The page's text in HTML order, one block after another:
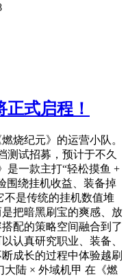
式启程！
烧纪元》的运营小队。
测试招募，预计于不久
是一款主打“轻松摸鱼 +
围绕挂机收益、装备掉
不是传统的挂机数值堆
把暗黑刷宝的爽感、放
配的策略空间融合到了
认真研究职业、装备、
成长的过程中体验越刷
大陆 × 外域机甲 在《燃